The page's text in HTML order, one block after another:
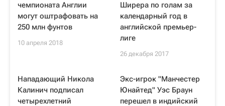
чемпионата Англии
могут оштрафовать на
250 млн фунтов
10 апреля 2018
Ширера по голам за
календарный год в
английской премьер-
лиге
26 декабря 2017
Нападающий Никола
Калинич подписал
четырехлетний
Экс-игрок "Манчестер
Юнайтед" Уэс Браун
перешел в индийский